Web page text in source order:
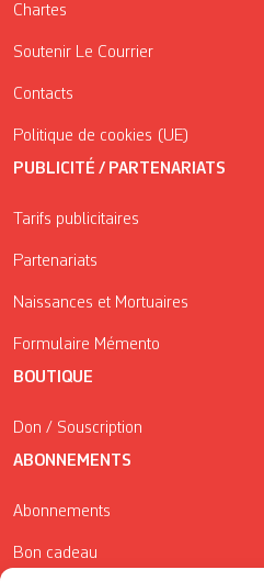
Chartes
Soutenir Le Courrier
Contacts
Politique de cookies (UE)
PUBLICITÉ / PARTENARIATS
Tarifs publicitaires
Partenariats
Naissances et Mortuaires
Formulaire Mémento
BOUTIQUE
Don / Souscription
ABONNEMENTS
Abonnements
Bon cadeau